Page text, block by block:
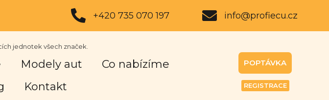
+420 735 070 197 info@profiecu.cz
jednotek všech značek.
Modely aut
Co nabízíme
Kontakt
POPTÁVKA
REGISTRACE